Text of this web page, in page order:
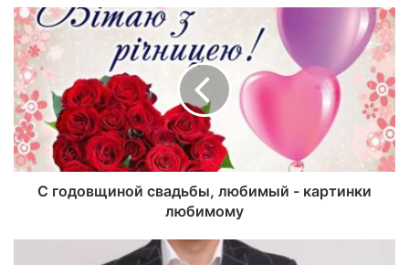
С годовщиной свадьбы, любимый - картинки
любимому